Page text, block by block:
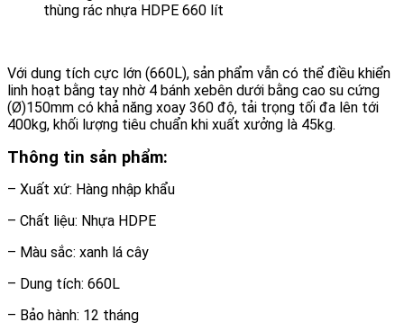
thùng rác nhựa HDPE 660 lít
Với dung tích cực lớn (660L), sản phẩm vẫn có thể điều khiển
linh hoạt bằng tay nhờ 4 bánh xebên dưới bằng cao su cứng
(Ø)150mm có khả năng xoay 360 độ, tải trọng tối đa lên tới
400kg, khối lượng tiêu chuẩn khi xuất xưởng là 45kg.
Thông tin sản phẩm:
– Xuất xứ: Hàng nhập khẩu
– Chất liệu: Nhựa HDPE
– Màu sắc: xanh lá cây
– Dung tích: 660L
– Bảo hành: 12 tháng